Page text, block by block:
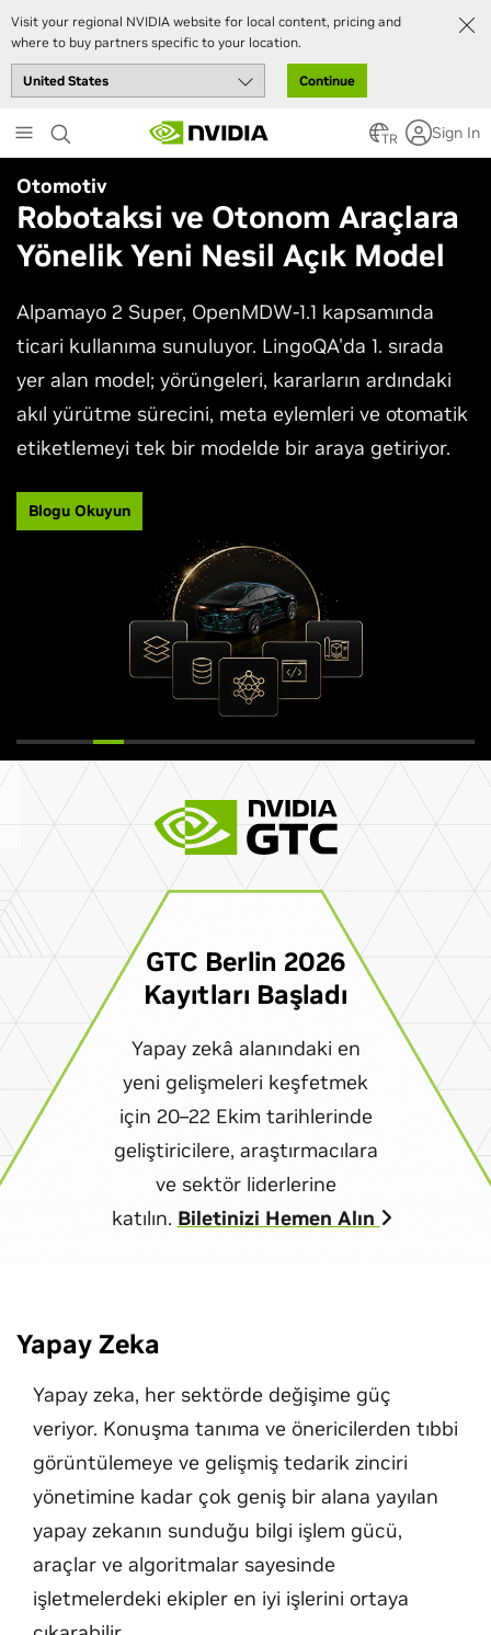
Visit your regional NVIDIA website for local content, pricing and
where to buy partners specific to your location.
Continue
to
main
content
TR Sign In
Otomotiv
Robotaksi ve Otonom Araçlara
Yönelik Yeni Nesil Açık Model
Alpamayo 2 Super, OpenMDW-1.1 kapsamında
ticari kullanıma sunuluyor. LingoQA'da 1. sırada
yer alan model; yörüngeleri, kararların ardındaki
akıl yürütme sürecini, meta eylemleri ve otomatik
etiketlemeyi tek bir modelde bir araya getiriyor.
Blogu Okuyun
GTC Berlin 2026
Kayıtları Başladı
Yapay zekâ alanındaki en
yeni gelişmeleri keşfetmek
için 20–22 Ekim tarihlerinde
geliştiricilere, araştırmacılara
ve sektör liderlerine
katılın. Biletinizi Hemen Alın
Yapay Zeka
Yapay zeka, her sektörde değişime güç
veriyor. Konuşma tanıma ve önericilerden tıbbi
görüntülemeye ve gelişmiş tedarik zinciri
yönetimine kadar çok geniş bir alana yayılan
yapay zekanın sunduğu bilgi işlem gücü,
araçlar ve algoritmalar sayesinde
işletmelerdeki ekipler en iyi işlerini ortaya